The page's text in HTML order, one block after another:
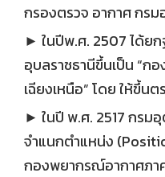
กรองตรวจ อากาศ กร
► ในปีพ.ศ. 2507 ได้ย
อุบลราชธานีขึ้นเป็น “ก
เฉียงเหนือ” โดย ให้ขึ้
► ในปี พ.ศ. 2517 กรมอุ
จำแนกตำแหน่ง
กองพยากรณ์อากาศภา